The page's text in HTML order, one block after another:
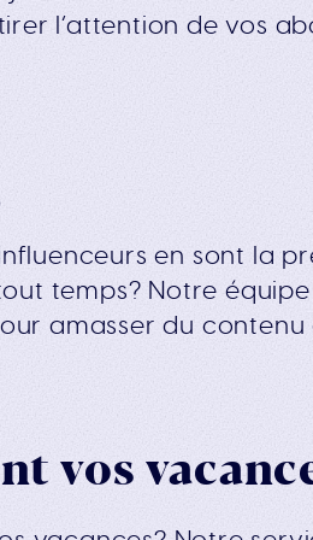
l’attention de vos
en sont la
temps? Notre
amasser du
vos